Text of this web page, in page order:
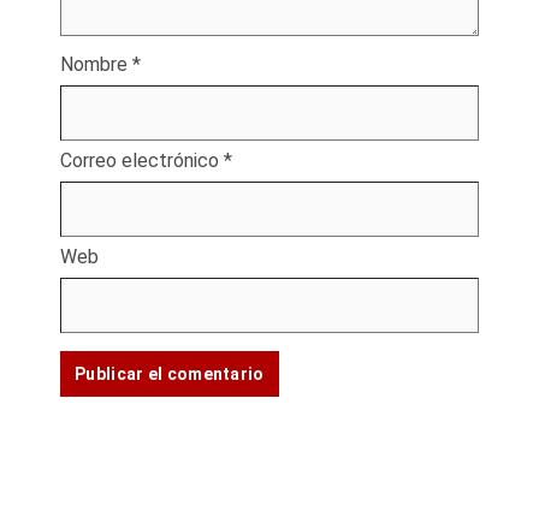
Nombre *
Correo electrónico *
Web